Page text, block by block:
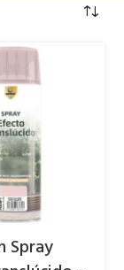
Spray